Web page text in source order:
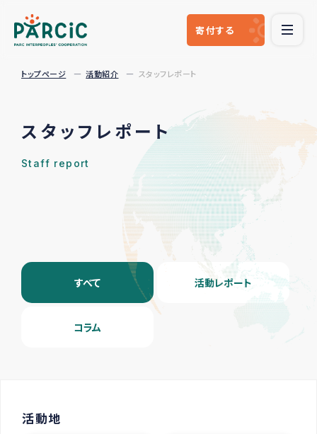
寄付する
トップページ 活動紹介 スタッフレポート
スタッフレポート
Staff report
すべて 活動レポート
コラム
活動地